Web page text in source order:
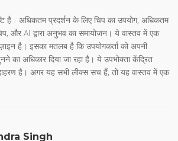
है - अधिकतम प्रदर्शन के लिए चिप का उपयोग, अधिकतम
और AI द्वारा अनुभव का समायोजन। ये वास्तव में एक
है। इसका मतलब है कि उपयोगकर्ता को अपनी
अधिकार दिया जा रहा है। ये उपभोक्ता केंद्रित
है। अगर यह सभी लीक्स सच हैं, तो यह वास्तव में एक
Singh